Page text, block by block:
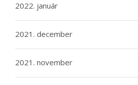
2022. január
2021. december
2021. november